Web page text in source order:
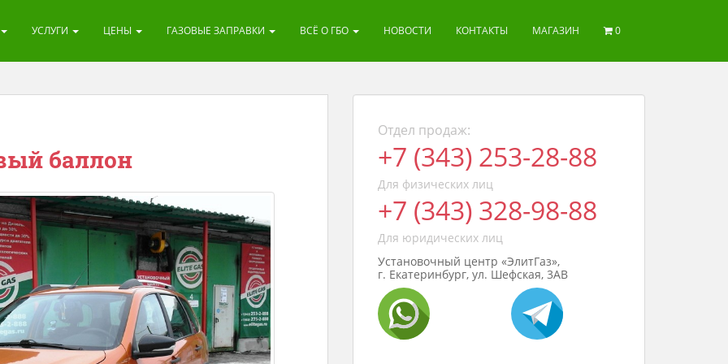
УСЛУГИ ЦЕНЫ ГАЗОВЫЕ ЗАПРАВКИ ВСЁ О ГБО НОВОСТИ КОНТАКТЫ МАГАЗИН 0
баллон
Отдел продаж:
+7 (343) 253-28-88
Для физических лиц
+7 (343) 328-98-88
Для юридических лиц
Установочный центр «ЭлитГаз»,
г. Екатеринбург, ул. Шефская, 3АВ